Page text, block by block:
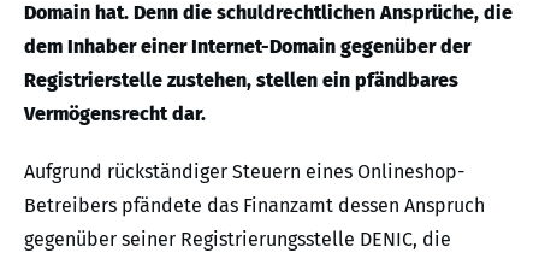
Domain hat. Denn die schuldrechtlichen Ansprüche, die
dem Inhaber einer Internet-Domain gegenüber der
Registrierstelle zustehen, stellen ein pfändbares
Vermögensrecht dar.
Aufgrund rückständiger Steuern eines Onlineshop-
Betreibers pfändete das Finanzamt dessen Anspruch
gegenüber seiner Registrierungsstelle DENIC, die